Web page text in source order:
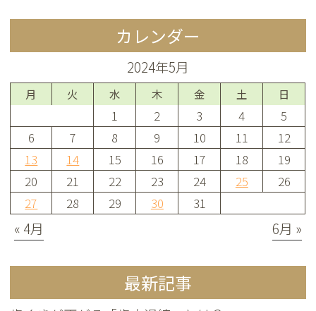
カレンダー
2024年5月
月 火 水 木 金 土 日
1 2 3 4
5
6
7 8 9 10 11
12
13
14 15 16 17 18
19
20
21 22 23 24 25
26
27
28 29 30 31
« 4月 6月 »
最新記事